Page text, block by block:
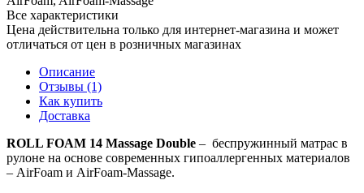
Все характеристики
Цена действительна только для интернет-магазина и может
отличаться от цен в розничных магазинах
Описание
Отзывы (1)
Как купить
Доставка
ROLL FOAM 14 Massage Double – беспружинный матрас в
рулоне на основе современных гипоаллергенных материалов
– AirFoam и AirFoam-Massage.